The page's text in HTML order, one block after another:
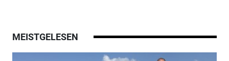
MEISTGELESEN